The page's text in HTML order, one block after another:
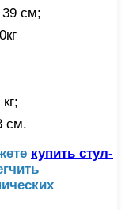
39 см;
см.
купить стул-